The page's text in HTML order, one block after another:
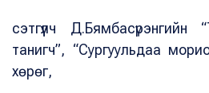
сэтгүүлч
танигч”, “Сургуульдаа
хөрөг,